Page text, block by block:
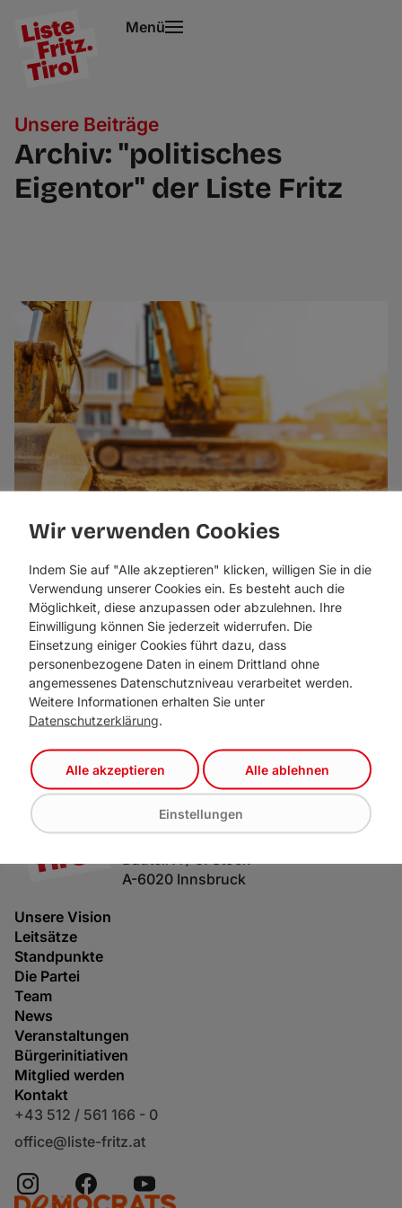
Menü
Unsere Beiträge
Archiv: "politisches
Eigentor" der Liste Fritz
Bodenfonds-Grundstück für
Tourismus zweckentfremdet
Liste Fritz –
Bürgerforum Tirol
Maximilianstraße 2
A-6020 Innsbruck
Unsere Vision
Leitsätze
Standpunkte
Die Partei
Team
News
Veranstaltungen
Bürgerinitiativen
Mitglied werden
Kontakt
+43 512 / 561 166 - 0
office@liste-fritz.at
Wir verwenden Cookies
Indem Sie auf "Alle akzeptieren" klicken, willigen Sie in die
Verwendung unserer Cookies ein. Es besteht auch die
Möglichkeit, diese anzupassen oder abzulehnen. Ihre
Einwilligung können Sie jederzeit widerrufen. Die
Einsetzung einiger Cookies führt dazu, dass
personenbezogene Daten in einem Drittland ohne
angemessenes Datenschutzniveau verarbeitet werden.
Weitere Informationen erhalten Sie unter
Datenschutzerklärung
Alle akzeptieren Alle ablehnen
Einstellungen